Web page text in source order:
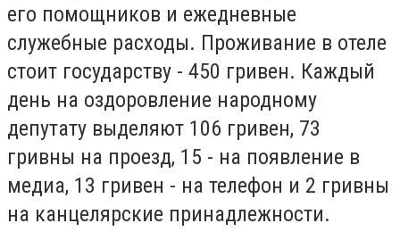
его помощников и ежедневные
служебные расходы. Проживание в отеле
стоит государству - 450 гривен. Каждый
день на оздоровление народному
депутату выделяют 106 гривен, 73
гривны на проезд, 15 - на появление в
медиа, 13 гривен - на телефон и 2 гривны
на канцелярские принадлежности.